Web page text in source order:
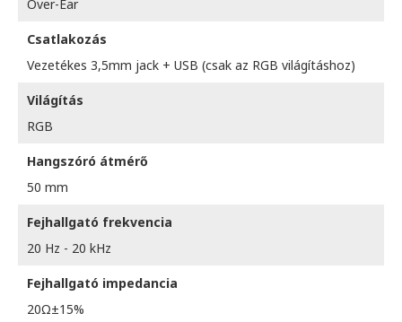
Over-Ear
Csatlakozás
Vezetékes 3,5mm jack + USB (csak az RGB világításhoz)
Világítás
RGB
Hangszóró átmérő
50 mm
Fejhallgató frekvencia
20 Hz - 20 kHz
Fejhallgató impedancia
20Ω±15%